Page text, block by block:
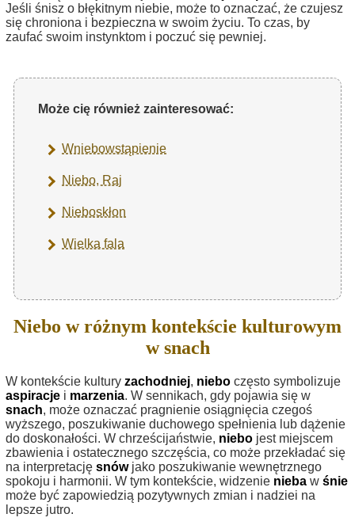
Jeśli śnisz o błękitnym niebie, może to oznaczać, że czujesz
się chroniona i bezpieczna w swoim życiu. To czas, by
zaufać swoim instynktom i poczuć się pewniej.
Może cię również zainteresować:
Wniebowstąpienie
Niebo, Raj
Nieboskłon
Wielka fala
Niebo w różnym kontekście kulturowym
w snach
W kontekście kultury zachodniej, niebo często symbolizuje
aspiracje i marzenia. W sennikach, gdy pojawia się w
snach, może oznaczać pragnienie osiągnięcia czegoś
wyższego, poszukiwanie duchowego spełnienia lub dążenie
do doskonałości. W chrześcijaństwie, niebo jest miejscem
zbawienia i ostatecznego szczęścia, co może przekładać się
na interpretację snówjako poszukiwanie wewnętrznego
spokoju i harmonii. W tym kontekście, widzenie nieba w śnie
może być zapowiedzią pozytywnych zmian i nadziei na
lepsze jutro.